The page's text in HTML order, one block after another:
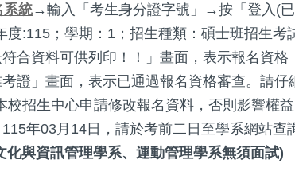
系統→輸入「考生身分證字號」→按「登入(
度:115；學期：1；招生種類：碩士班招生
合資料可供列印！！」畫面，表示報名資
證」畫面，表示已通過報名資格審查。請
招生中心申請修改報名資料，否則影響權益
年03月14日，請於考前二日至學系網站查
化與資訊管理學系、運動管理學系無須面試)